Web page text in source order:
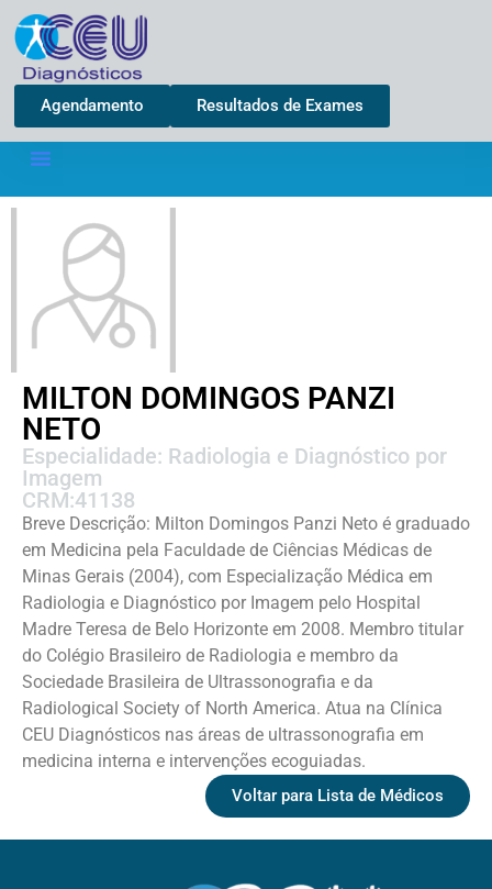
Agendamento Resultados de Exames
MILTON DOMINGOS PANZI
NETO
Especialidade: Radiologia e Diagnóstico por
Imagem
CRM:41138
Breve Descrição: Milton Domingos Panzi Neto é graduado
em Medicina pela Faculdade de Ciências Médicas de
Minas Gerais (2004), com Especialização Médica em
Radiologia e Diagnóstico por Imagem pelo Hospital
Madre Teresa de Belo Horizonte em 2008. Membro titular
do Colégio Brasileiro de Radiologia e membro da
Sociedade Brasileira de Ultrassonografia e da
Radiological Society of North America. Atua na Clínica
CEU Diagnósticos nas áreas de ultrassonografia em
medicina interna e intervenções ecoguiadas.
Voltar para Lista de Médicos